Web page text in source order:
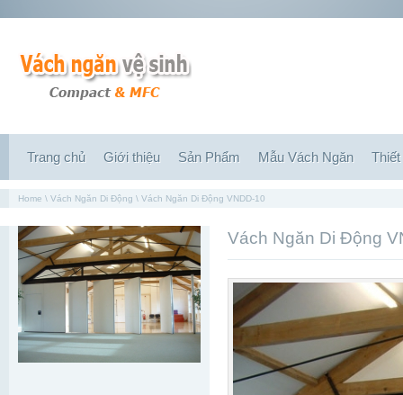
Trang chủ Giới thiệu Sản Phẩm Mẫu Vách Ngăn
Home \ Vách Ngăn Di Động \ Vách Ngăn Di Động VNDD-10
Vách Ngăn Di Động